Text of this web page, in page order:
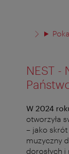
NEST -
W 2024
otworzyła
– jako
muzyczny
dorosłych i